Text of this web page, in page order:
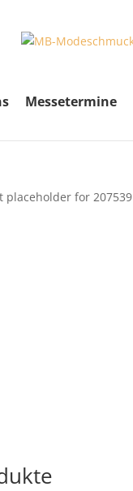
Messetermine
placeholder for 207539